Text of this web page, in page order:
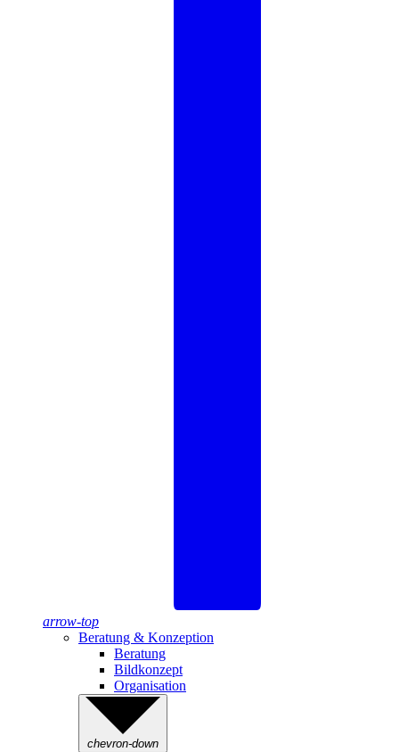
arrow-top
Beratung & Konzeption
Beratung
Bildkonzept
Organisation
chevron-down